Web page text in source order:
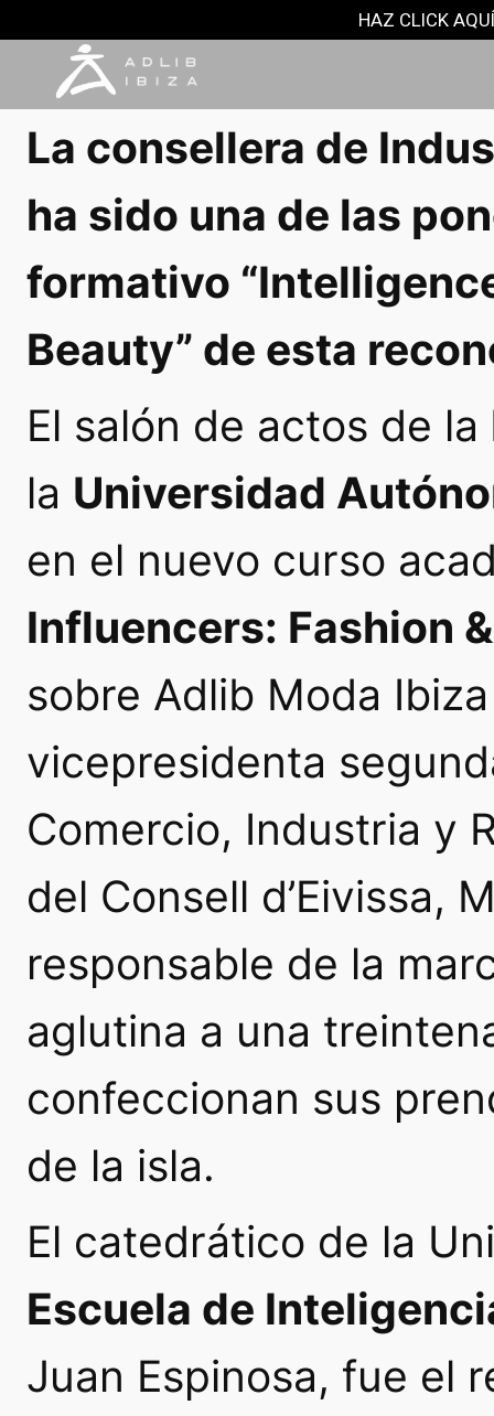
HAZ CLICK
La consellera de
ha sido una de las
formativo
Beauty” de esta
El salón de actos de la
la Universidad
en el nuevo curso
Influencers: Fashion
sobre Adlib Moda
vicepresidenta
Comercio, Industria y
del Consell d’Eivissa,
responsable de la
aglutina a una
confeccionan sus
de la isla.
El catedrático de la
Escuela de
Juan Espinosa, fue el